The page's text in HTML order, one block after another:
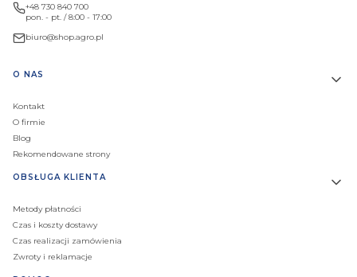
+48 730 840 700
pon. - pt. / 8:00 - 17:00
biuro@shop.agro.pl
Linki w stopce
O NAS
Kontakt
O firmie
Blog
Rekomendowane strony
OBSŁUGA KLIENTA
Metody płatności
Czas i koszty dostawy
Czas realizacji zamówienia
Zwroty i reklamacje